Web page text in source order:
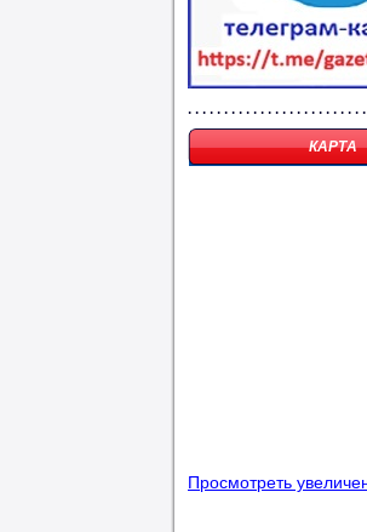
КАРТА
Просмотреть